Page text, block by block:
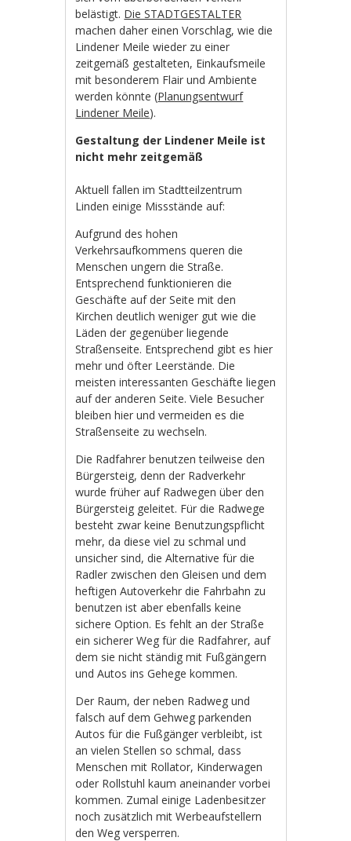
belästigt. Die STADTGESTALTER
machen daher einen Vorschlag, wie die
Lindener Meile wieder zu einer
zeitgemäß gestalteten, Einkaufsmeile
mit besonderem Flair und Ambiente
werden könnte (Planungsentwurf
Lindener Meile).
Gestaltung der Lindener Meile ist
nicht mehr zeitgemäß
Aktuell fallen im Stadtteilzentrum
Linden einige Missstände auf:
Aufgrund des hohen
Verkehrsaufkommens queren die
Menschen ungern die Straße.
Entsprechend funktionieren die
Geschäfte auf der Seite mit den
Kirchen deutlich weniger gut wie die
Läden der gegenüber liegende
Straßenseite. Entsprechend gibt es hier
mehr und öfter Leerstände. Die
meisten interessanten Geschäfte liegen
auf der anderen Seite. Viele Besucher
bleiben hier und vermeiden es die
Straßenseite zu wechseln.
Die Radfahrer benutzen teilweise den
Bürgersteig, denn der Radverkehr
wurde früher auf Radwegen über den
Bürgersteig geleitet. Für die Radwege
besteht zwar keine Benutzungspflicht
mehr, da diese viel zu schmal und
unsicher sind, die Alternative für die
Radler zwischen den Gleisen und dem
heftigen Autoverkehr die Fahrbahn zu
benutzen ist aber ebenfalls keine
sichere Option. Es fehlt an der Straße
ein sicherer Weg für die Radfahrer, auf
dem sie nicht ständig mit Fußgängern
und Autos ins Gehege kommen.
Der Raum, der neben Radweg und
falsch auf dem Gehweg parkenden
Autos für die Fußgänger verbleibt, ist
an vielen Stellen so schmal, dass
Menschen mit Rollator, Kinderwagen
oder Rollstuhl kaum aneinander vorbei
kommen. Zumal einige Ladenbesitzer
noch zusätzlich mit Werbeaufstellern
den Weg versperren.